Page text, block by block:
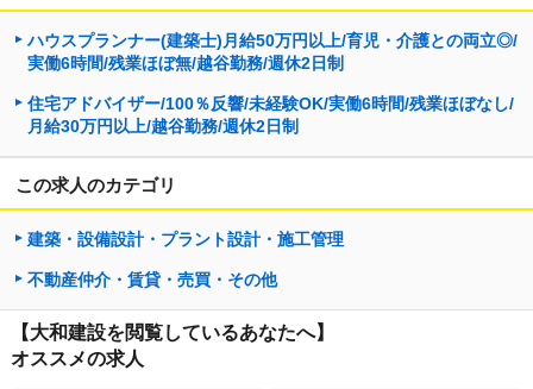
ハウスプランナー(建築士)月給50万円以上/育児・介護との両立◎/
実働6時間/残業ほぼ無/越谷勤務/週休2日制
住宅アドバイザー/100％反響/未経験OK/実働6時間/残業ほぼなし/
月給30万円以上/越谷勤務/週休2日制
この求人のカテゴリ
建築・設備設計・プラント設計・施工管理
不動産仲介・賃貸・売買・その他
【大和建設を閲覧しているあなたへ】
オススメの求人